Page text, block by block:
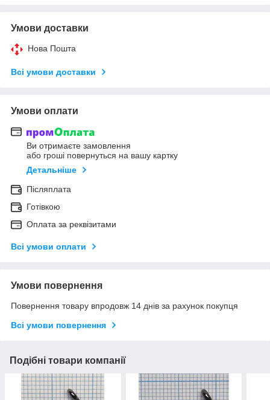
Умови доставки
Нова Пошта
Всі умови доставки
Умови оплати
Ви отримаєте замовлення
або гроші повернуться на вашу картку
Детальніше
Післяплата
Готівкою
Оплата за реквізитами
Всі умови оплати
Умови повернення
Повернення товару впродовж 14 днів за рахунок покупця
Всі умови повернення
Подібні товари компанії